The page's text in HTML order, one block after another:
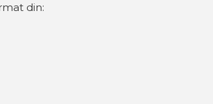
din: